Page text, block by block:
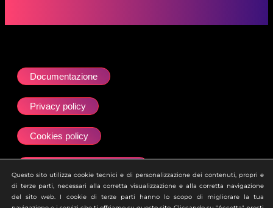
Documentazione
Privacy policy
Cookies policy
Site map
Questo sito utilizza cookie tecnici e di personalizzazione dei contenuti, propri e
di terze parti, necessari alla corretta visualizzazione e alla corretta navigazione
del sito web. I cookie di terze parti hanno lo scopo di migliorare la tua